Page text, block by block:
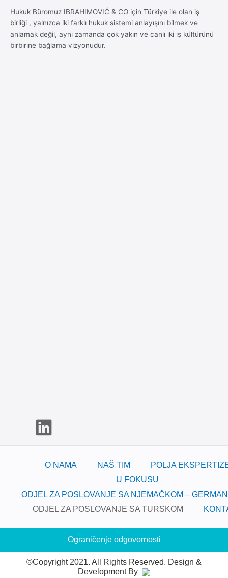
Hukuk Büromuz IBRAHIMOVIĆ & CO için Türkiye ile olan iş
birliği , yalnızca iki farklı hukuk sistemi anlayışını bilmek ve
anlamak değil, aynı zamanda çok yakın ve canlı iki iş kültürünü
birbirine bağlama vizyonudur.
O NAMA NAŠ TIM
POLJA
U FOKUSU
ODJEL ZA POSLOVANJE SA NJEMAČKOM –
ODJEL ZA POSLOVANJE SA TURSKOM
Ograničenje odgovornosti
©Copyright 2021. All Rights Reserved. Design &
Development By